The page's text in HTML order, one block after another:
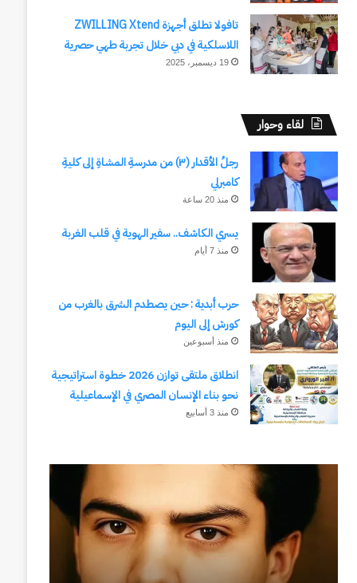
تافولا تطلق أجهزة ZWILLING Xtend
اللاسلكية في دبي خلال تجربة طهي حصرية
19 ديسمبر، 2025
لقاء وحوار
رجلُ الأقدار (٣) من مدرسةِ المشاةِ إلى كليةِ
كامبرلي
منذ 20 ساعة
يسري الكاشف.. سفير الهوية في قلب الغربة
منذ 7 أيام
حرب أبدية : حين يصطدم الشرق بالغرب من
كورش إلى اليوم
منذ أسبوعين
انطلاق ملتقى توازن 2026 خطوة استراتيجية
نحو بناء الإنسان المصري في الإسماعيلية
منذ 3 أسابيع
مدرسةِ